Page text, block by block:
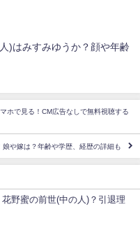
)はみすみゆうか？顔や年齢
ホで見る！CM広告なしで無料視聴する
娘や嫁は？年齢や学歴、経歴の詳細も
野蜜の前世(中の人)？引退理